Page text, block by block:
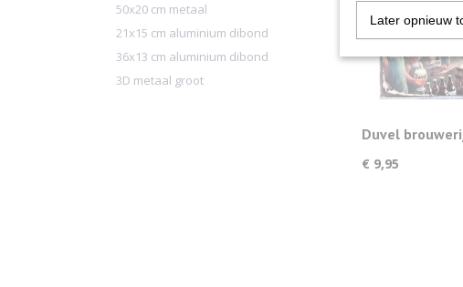
50x20 cm metaal
21x15 cm aluminium dibond
36x13 cm aluminium dibond
3D metaal groot
Duvel
€ 9,95
Later opnieuw